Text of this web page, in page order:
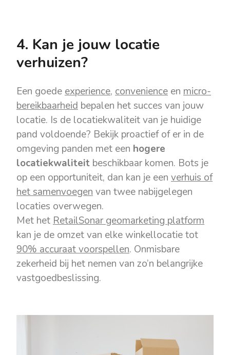
4. Kan je jouw locatie
verhuizen?
Een goede experience, convenience en micro-
bereikbaarheid bepalen het succes van jouw
locatie. Is de locatiekwaliteit van je huidige
pand voldoende? Bekijk proactief of er in de
omgeving panden met een hogere
locatiekwaliteit beschikbaar komen. Bots je
op een opportuniteit, dan kan je een verhuis of
het samenvoegen van twee nabijgelegen
locaties overwegen.
Met het RetailSonar geomarketing platform
kan je de omzet van elke winkellocatie tot
90% accuraat voorspellen. Onmisbare
zekerheid bij het nemen van zo’n belangrijke
vastgoedbeslissing.